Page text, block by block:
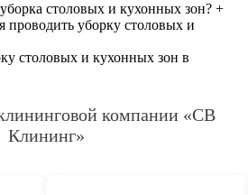
столовых и кухонных зон? +
проводить уборку столовых и
столовых и кухонных зон в
компании «СВ
Клининг»